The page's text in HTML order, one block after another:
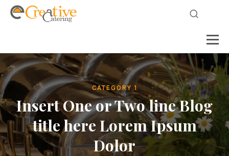
CATEGORY 1
Insert One or Two line Blog
title here Lorem Ipsum
Dolor